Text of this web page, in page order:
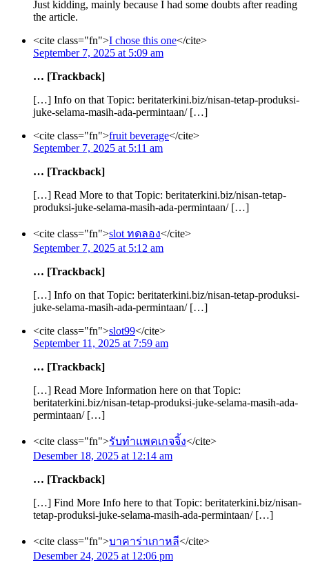
Just kidding, mainly because I had some doubts after reading
the article.
<cite class="fn">I chose this one</cite>
September 7, 2025 at 5:09 am
… [Trackback]
[…] Info on that Topic: beritaterkini.biz/nisan-tetap-produksi-
juke-selama-masih-ada-permintaan/ […]
<cite class="fn">fruit beverage</cite>
September 7, 2025 at 5:11 am
… [Trackback]
[…] Read More to that Topic: beritaterkini.biz/nisan-tetap-
produksi-juke-selama-masih-ada-permintaan/ […]
<cite class="fn">slot ทดลอง</cite>
September 7, 2025 at 5:12 am
… [Trackback]
[…] Info on that Topic: beritaterkini.biz/nisan-tetap-produksi-
juke-selama-masih-ada-permintaan/ […]
<cite class="fn">slot99</cite>
September 11, 2025 at 7:59 am
… [Trackback]
[…] Read More Information here on that Topic:
beritaterkini.biz/nisan-tetap-produksi-juke-selama-masih-ada-
permintaan/ […]
<cite class="fn">รับทำแพคเกจจิ้ง</cite>
Desember 18, 2025 at 12:14 am
… [Trackback]
[…] Find More Info here to that Topic: beritaterkini.biz/nisan-
tetap-produksi-juke-selama-masih-ada-permintaan/ […]
<cite class="fn">บาคาร่าเกาหลี</cite>
Desember 24, 2025 at 12:06 pm